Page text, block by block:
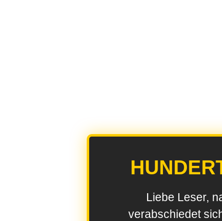
Liebe Leser,
verabschiedet